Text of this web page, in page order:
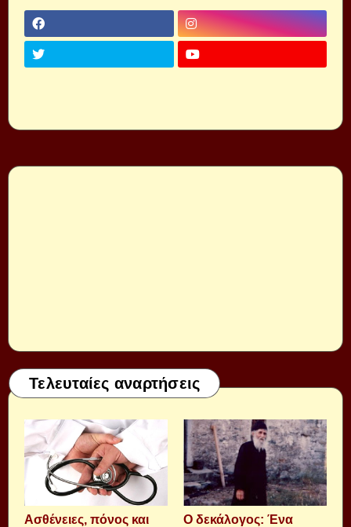
Τελευταίες αναρτήσεις
Aσθένειες, πόνος και
Ο δεκάλογος: Ένα